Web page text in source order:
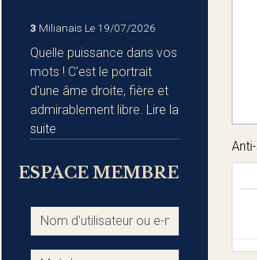
3 Milianais Le 19/07/2026
Quelle puissance dans vos
mots ! C'est le portrait
d'une âme droite, fière et
admirablement libre. Lire la
suite
ESPACE MEMBRE